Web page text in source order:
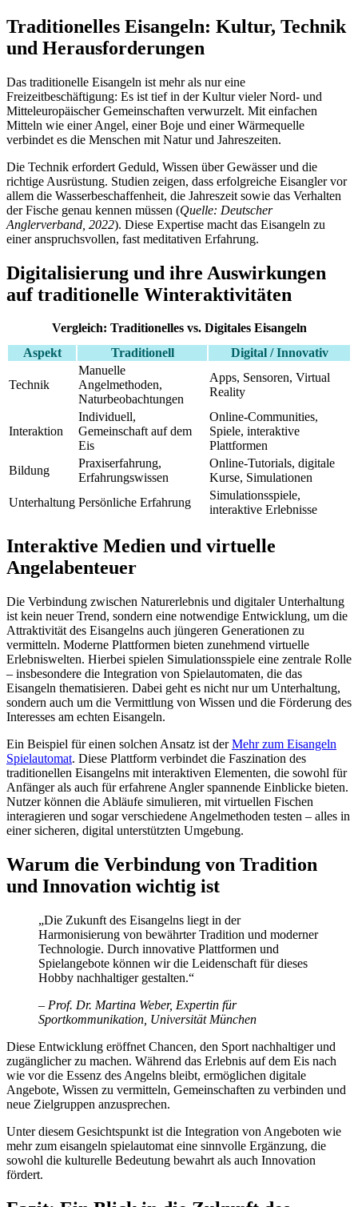
Traditionelles Eisangeln: Kultur, Technik
und Herausforderungen
Das traditionelle Eisangeln ist mehr als nur eine
Freizeitbeschäftigung: Es ist tief in der Kultur vieler Nord- und
Mitteleuropäischer Gemeinschaften verwurzelt. Mit einfachen
Mitteln wie einer Angel, einer Boje und einer Wärmequelle
verbindet es die Menschen mit Natur und Jahreszeiten.
Die Technik erfordert Geduld, Wissen über Gewässer und die
richtige Ausrüstung. Studien zeigen, dass erfolgreiche Eisangler vor
allem die Wasserbeschaffenheit, die Jahreszeit sowie das Verhalten
der Fische genau kennen müssen (Quelle: Deutscher
Anglerverband, 2022). Diese Expertise macht das Eisangeln zu
einer anspruchsvollen, fast meditativen Erfahrung.
Digitalisierung und ihre Auswirkungen
auf traditionelle Winteraktivitäten
Vergleich: Traditionelles vs. Digitales Eisangeln
Aspekt
Traditionell Digital / Innovativ
Technik
Manuelle
Angelmethoden,
Naturbeobachtungen
Apps, Sensoren, Virtual
Reality
Interaktion
Individuell,
Gemeinschaft auf dem
Eis
Online-Communities,
Spiele, interaktive
Plattformen
Bildung
Praxiserfahrung,
Erfahrungswissen
Online-Tutorials, digitale
Kurse, Simulationen
Unterhaltung Persönliche Erfahrung
Simulationsspiele,
interaktive Erlebnisse
Interaktive Medien und virtuelle
Angelabenteuer
Die Verbindung zwischen Naturerlebnis und digitaler Unterhaltung
ist kein neuer Trend, sondern eine notwendige Entwicklung, um die
Attraktivität des Eisangelns auch jüngeren Generationen zu
vermitteln. Moderne Plattformen bieten zunehmend virtuelle
Erlebniswelten. Hierbei spielen Simulationsspiele eine zentrale Rolle
– insbesondere die Integration von Spielautomaten, die das
Eisangeln thematisieren. Dabei geht es nicht nur um Unterhaltung,
sondern auch um die Vermittlung von Wissen und die Förderung des
Interesses am echten Eisangeln.
Ein Beispiel für einen solchen Ansatz ist derMehr zum Eisangeln
Spielautomat. Diese Plattform verbindet die Faszination des
traditionellen Eisangelns mit interaktiven Elementen, die sowohl für
Anfänger als auch für erfahrene Angler spannende Einblicke bieten.
Nutzer können die Abläufe simulieren, mit virtuellen Fischen
interagieren und sogar verschiedene Angelmethoden testen – alles in
einer sicheren, digital unterstützten Umgebung.
Warum die Verbindung von Tradition
und Innovation wichtig ist
„Die Zukunft des Eisangelns liegt in der
Harmonisierung von bewährter Tradition und moderner
Technologie. Durch innovative Plattformen und
Spielangebote können wir die Leidenschaft für dieses
Hobby nachhaltiger gestalten.“
– Prof. Dr. Martina Weber, Expertin für
Sportkommunikation, Universität München
Diese Entwicklung eröffnet Chancen, den Sport nachhaltiger und
zugänglicher zu machen. Während das Erlebnis auf dem Eis nach
wie vor die Essenz des Angelns bleibt, ermöglichen digitale
Angebote, Wissen zu vermitteln, Gemeinschaften zu verbinden und
neue Zielgruppen anzusprechen.
Unter diesem Gesichtspunkt ist die Integration von Angeboten wie
mehr zum eisangeln spielautomat eine sinnvolle Ergänzung, die
sowohl die kulturelle Bedeutung bewahrt als auch Innovation
fördert.